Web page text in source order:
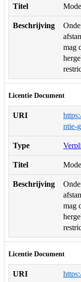
Titel
Beschrijving
mag
Licentie Document
URI
ntie-
Type
Titel
Beschrijving
mag
Licentie Document
URI